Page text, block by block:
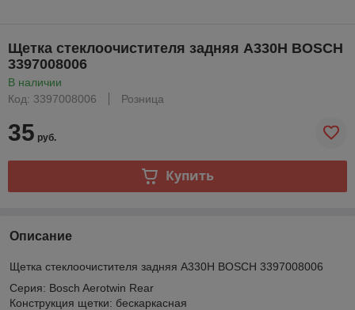
Щетка стеклоочистителя задняя A330H BOSCH
3397008006
В наличии
Код: 3397008006
Розница
35 руб.
Купить
Описание
Щетка стеклоочистителя задняя A330H BOSCH 3397008006
Серия: Bosch Aerotwin Rear
Конструкция щетки: бескаркасная